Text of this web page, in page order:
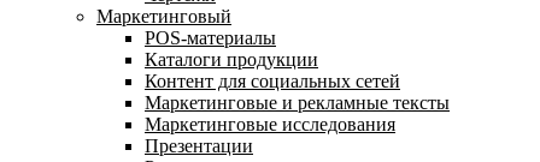
Маркетинговый
POS-материалы
Каталоги продукции
Контент для социальных сетей
Маркетинговые и рекламные тексты
Маркетинговые исследования
Презентации